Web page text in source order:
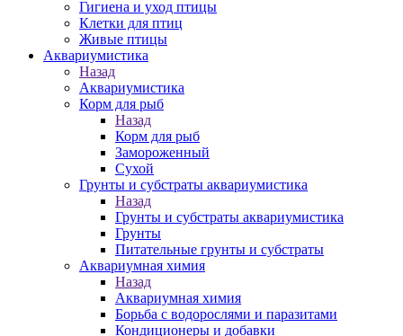
Гигиена и уход птицы
Клетки для птиц
Живые птицы
Аквариумистика
Назад
Аквариумистика
Корм для рыб
Назад
Корм для рыб
Замороженный
Сухой
Грунты и субстраты аквариумистика
Назад
Грунты и субстраты аквариумистика
Грунты
Питательные грунты и субстраты
Аквариумная химия
Назад
Аквариумная химия
Борьба с водорослями и паразитами
Кондиционеры и добавки